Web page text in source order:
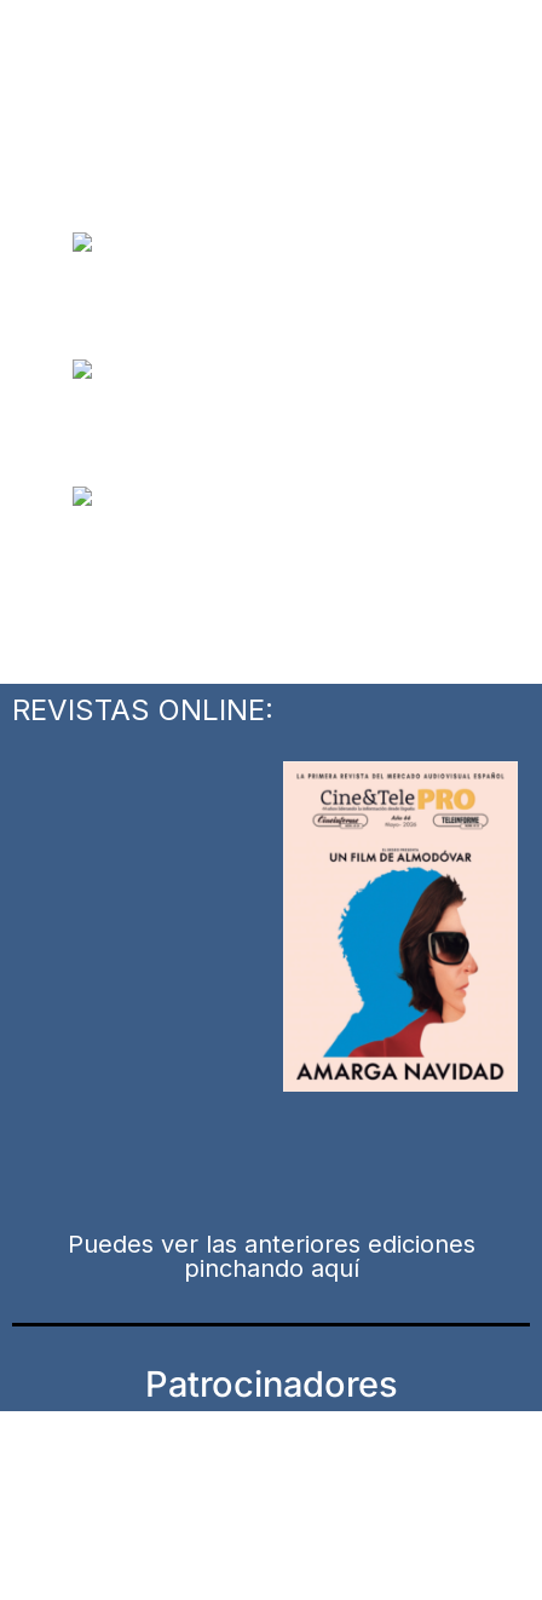
REVISTAS ONLINE:
Puedes ver las anteriores ediciones
pinchando aquí
Patrocinadores